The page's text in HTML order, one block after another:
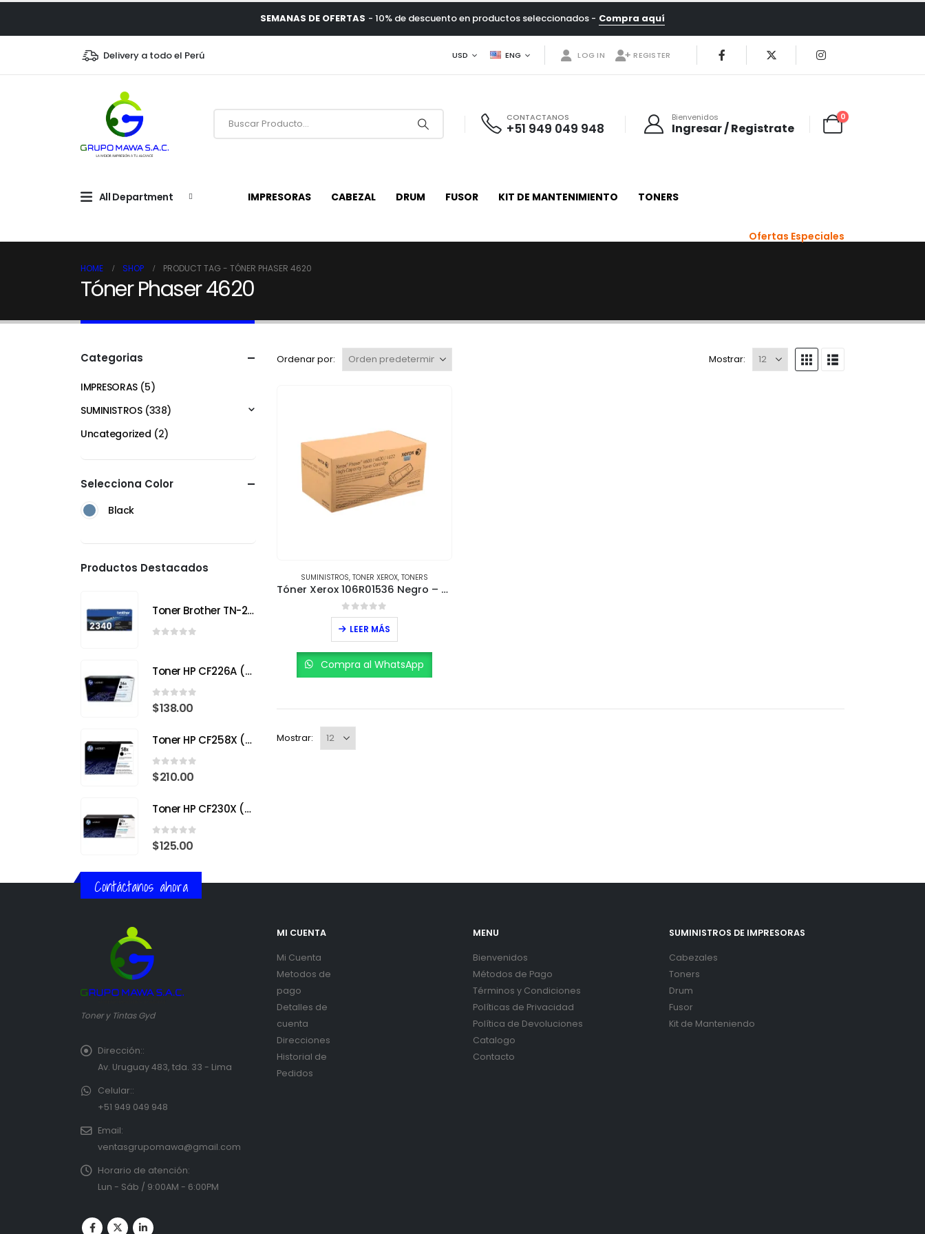
SEMANAS DE OFERTAS - 10% de descuento en productos seleccionados - Compra aquí
Delivery a todo el Perú USD ENG LOG IN REGISTER
CONTACTANOS
+51 949 049 948
Bienvenidos
Ingresar / Registrate
0
All Department IMPRESORAS CABEZAL DRUM FUSOR KIT DE MANTENIMIENTO TONERS
Ofertas Especiales
HOME SHOP PRODUCT TAG - TÓNER PHASER 4620
Tóner Phaser 4620
Ordenar por: Mostrar:
SUMINISTROS, TONER XEROX, TONERS
Tóner Xerox 106R01536 Negro – Alta Capacidad (30,000 páginas)
0out of 5
LEER MÁS
Compra al WhatsApp
Mostrar:
Categorias
IMPRESORAS (5)
SUMINISTROS (338)
Uncategorized (2)
Selecciona Color
Black
Productos Destacados
Toner Brother TN-2340
Toner HP CF226A (26A) Negro para HP LaserJet Pro M402
0out of 5
$138.00
Toner HP CF258X (58X) Negro para HP LaserJet Pro
0 out of 5
$210.00
Toner HP CF230X (30X) Negro para HP LaserJet Pro
0out of 5
$125.00
Contáctanos ahora
Toner y Tintas Gyd
Dirección::
Av. Uruguay 483, tda. 33 - Lima
Celular::
+51 949 049 948
Email:
ventasgrupomawa@gmail.com
Horario de atención:
Lun - Sáb / 9:00AM - 6:00PM
MI CUENTA
Mi Cuenta
Metodos de
pago
Detalles de
cuenta
Direcciones
Historial de
Pedidos
MENU
Bienvenidos
Métodos de Pago
Términos y Condiciones
Políticas de Privacidad
Política de Devoluciones
Catalogo
Contacto
SUMINISTROS DE IMPRESORAS
Cabezales
Toners
Drum
Fusor
Kit de Manteniendo